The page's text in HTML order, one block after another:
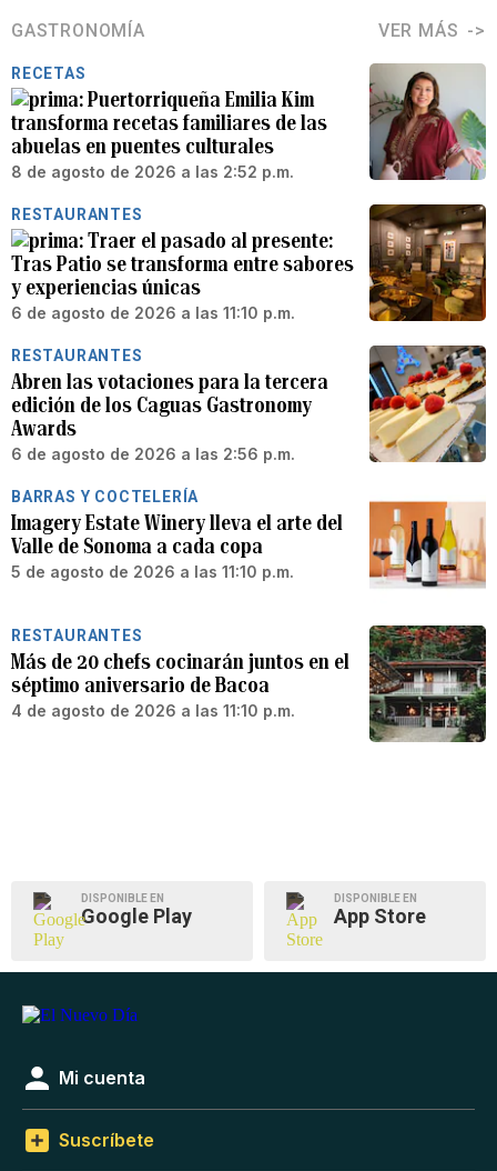
GASTRONOMÍA VER MÁS
RECETAS
Puertorriqueña Emilia Kim
transforma recetas familiares de las
abuelas en puentes culturales
8 de agosto de 2026 a las 2:52 p.m.
RESTAURANTES
Traer el pasado al presente:
Tras Patio se transforma entre sabores
y experiencias únicas
6 de agosto de 2026 a las 11:10 p.m.
RESTAURANTES
Abren las votaciones para la tercera
edición de los Caguas Gastronomy
Awards
6 de agosto de 2026 a las 2:56 p.m.
BARRAS Y COCTELERÍA
Imagery Estate Winery lleva el arte del
Valle de Sonoma a cada copa
5 de agosto de 2026 a las 11:10 p.m.
RESTAURANTES
Más de 20 chefs cocinarán juntos en el
séptimo aniversario de Bacoa
4 de agosto de 2026 a las 11:10 p.m.
DISPONIBLE EN
Google Play
DISPONIBLE EN
App Store
Mi cuenta
Suscríbete